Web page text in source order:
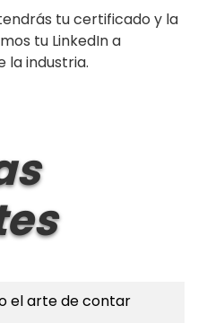
tu certificado y la
tu LinkedIn a
la industria.
el arte de contar